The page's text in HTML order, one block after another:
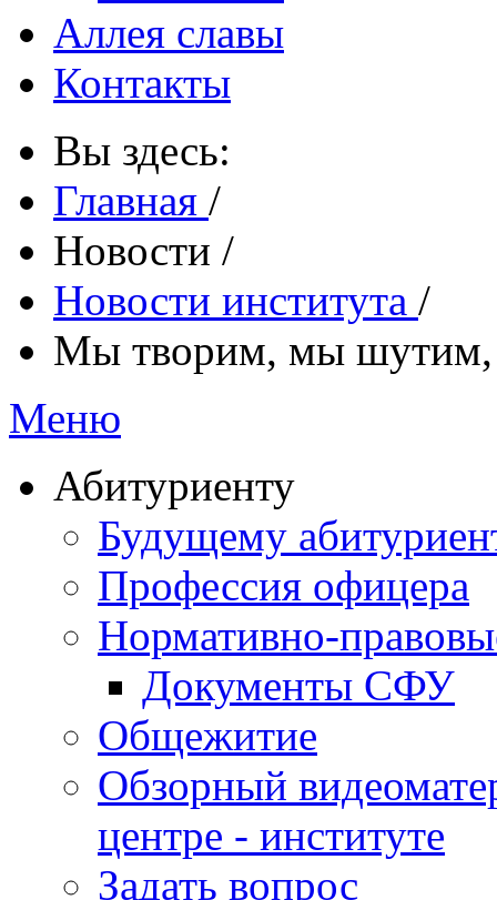
Аллея славы
Контакты
Вы здесь:
Главная /
Новости /
Новости института /
Мы творим, мы
Меню
Абитуриенту
Будущему
Профессия офицера
Нормативно-
Документы СФУ
Общежитие
Обзорный
центре - институте
Задать вопрос